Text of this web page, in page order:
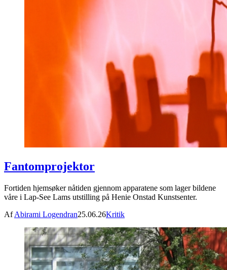
Fantomprojektor
Fortiden hjemsøker nåtiden gjennom apparatene som lager bildene
våre i Lap-See Lams utstilling på Henie Onstad Kunstsenter.
AfAbirami Logendran25.06.26Kritik